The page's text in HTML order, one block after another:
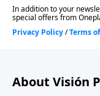
About Visión